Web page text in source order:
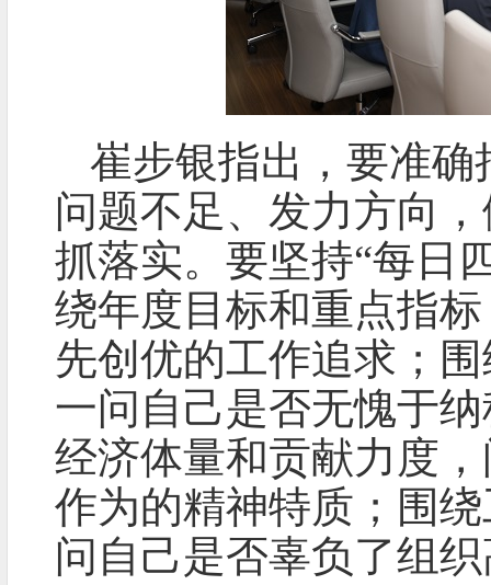
崔步银指出，要准
问题不足、发力方向
抓落实。要坚持“每日
绕年度目标和重点指
先创优的工作追求；
一问自己是否无愧于
经济体量和贡献力度
作为的精神特质；围
问自己是否辜负了组